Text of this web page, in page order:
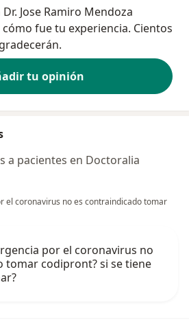
Jose Ramiro Mendoza
fue tu experiencia. Cientos
tu opinión
a pacientes en Doctoralia
el coronavirus no es contraindicado tomar
por el coronavirus no
tomar codipront? si se tiene